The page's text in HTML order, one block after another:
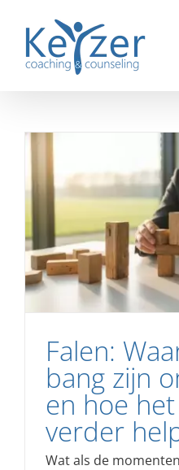
naar
inhoud
Falen:
bang zijn
en hoe
verder
Wat als de